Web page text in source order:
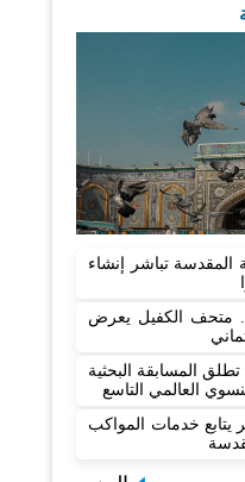
المقدسة تباشر إنشاء
متحف الكفيل يعرض
المسابقة البحثية
العالمي التاسع
خدمات المواكب